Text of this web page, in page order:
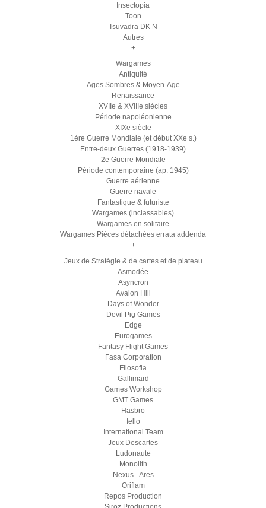
Insectopia
Toon
Tsuvadra DK N
Autres
+
Wargames
Antiquité
Ages Sombres & Moyen-Age
Renaissance
XVIIe & XVIIIe siècles
Période napoléonienne
XIXe siècle
1ère Guerre Mondiale (et début XXe s.)
Entre-deux Guerres (1918-1939)
2e Guerre Mondiale
Période contemporaine (ap. 1945)
Guerre aérienne
Guerre navale
Fantastique & futuriste
Wargames (inclassables)
Wargames en solitaire
Wargames Pièces détachées errata addenda
+
Jeux de Stratégie & de cartes et de plateau
Asmodée
Asyncron
Avalon Hill
Days of Wonder
Devil Pig Games
Edge
Eurogames
Fantasy Flight Games
Fasa Corporation
Filosofia
Gallimard
Games Workshop
GMT Games
Hasbro
Iello
International Team
Jeux Descartes
Ludonaute
Monolith
Nexus - Ares
Oriflam
Repos Production